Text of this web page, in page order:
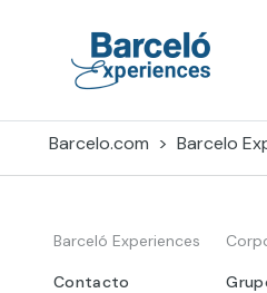
Barcelo.com Barcelo
Barceló Experiences
Contacto